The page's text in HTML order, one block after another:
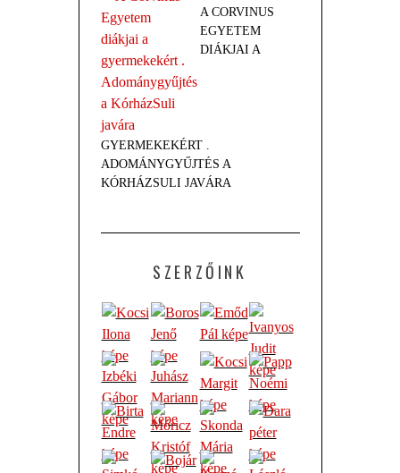
A CORVINUS
EGYETEM
DIÁKJAI A
GYERMEKEKÉRT .
ADOMÁNYGYŰJTÉS A
KÓRHÁZSULI JAVÁRA
SZERZŐINK